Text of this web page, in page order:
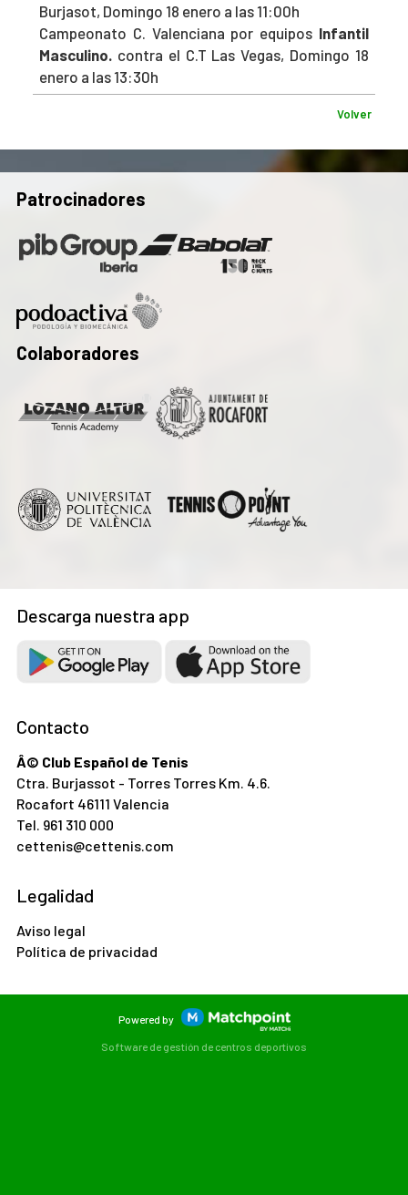
Burjasot, Domingo 18 enero a las 11:00h
Campeonato C. Valenciana por equipos Infantil
Masculino. contra el C.T Las Vegas, Domingo 18
enero a las 13:30h
Volver
Patrocinadores
Colaboradores
Descarga nuestra app
Contacto
Â© Club Español de Tenis
Ctra. Burjassot - Torres Torres Km. 4.6.
Rocafort 46111 Valencia
Tel. 961 310 000
cettenis@cettenis.com
Legalidad
Aviso legal
Política de privacidad
Powered by
Software de gestión de centros deportivos